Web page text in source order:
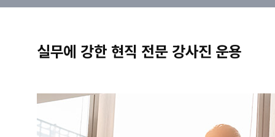
실무에 강한 현직 전문 강사진 운용